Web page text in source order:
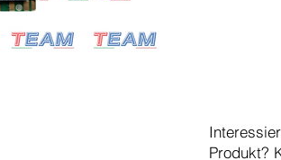
Produkt?